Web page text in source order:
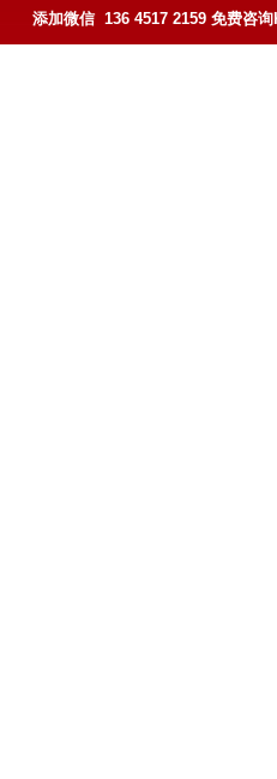
添加微信 136 4517 2159 免费咨